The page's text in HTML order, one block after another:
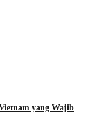
yang Wajib